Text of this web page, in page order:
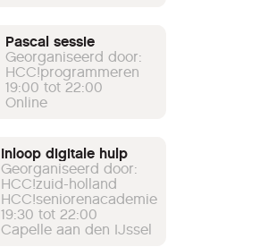
Pascal sessie
Georganiseerd door:
HCC!programmeren
19:00 tot 22:00
Online
Inloop digitale hulp
Georganiseerd door:
HCC!zuid-holland
HCC!seniorenacademie
19:30 tot 22:00
Capelle aan den IJssel